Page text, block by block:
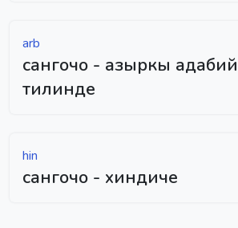
arb
сангочо - азыркы
тилинде
hin
сангочо - хиндиче